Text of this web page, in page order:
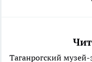
Таганрогский